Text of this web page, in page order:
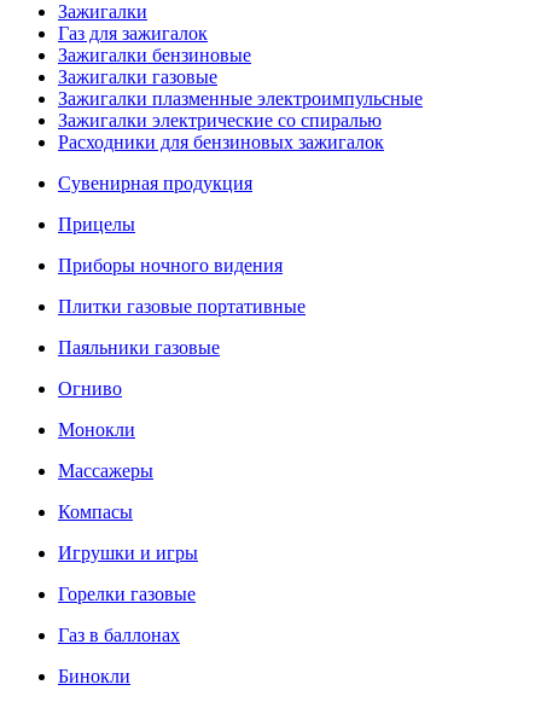
Зажигалки
Газ для зажигалок
Зажигалки бензиновые
Зажигалки газовые
Зажигалки плазменные электроимпульсные
Зажигалки электрические со спиралью
Расходники для бензиновых зажигалок
Сувенирная продукция
Прицелы
Приборы ночного видения
Плитки газовые портативные
Паяльники газовые
Огниво
Монокли
Массажеры
Компасы
Игрушки и игры
Горелки газовые
Газ в баллонах
Бинокли